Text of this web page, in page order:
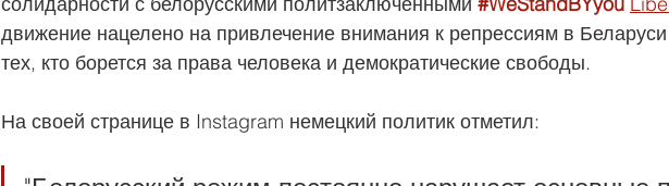
движение нацелено на привлечение внимания к репрессиям в
тех, кто борется за права человека и демократические свободы.
На своей странице в Instagram немецкий политик отметил: